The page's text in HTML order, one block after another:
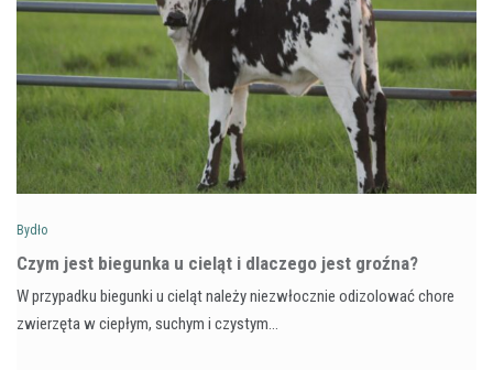
Bydło
Czym jest biegunka u cieląt i dlaczego jest groźna?
W przypadku biegunki u cieląt należy niezwłocznie odizolować chore
zwierzęta w ciepłym, suchym i czystym…